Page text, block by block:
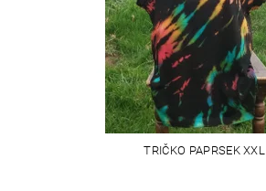
TRIČKO PAPRSEK XXL